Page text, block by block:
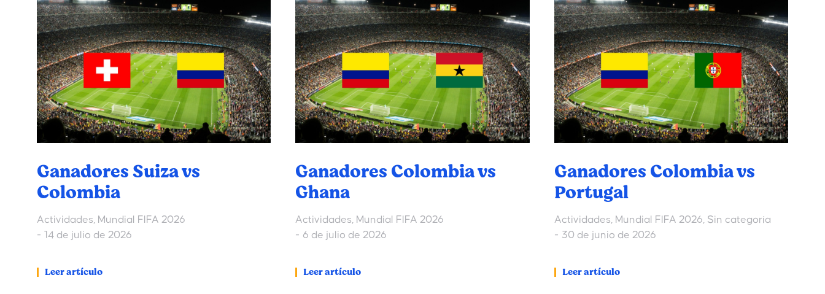
Ganadores Suiza vs
Colombia
Actividades, Mundial FIFA 2026
14 de julio de 2026
Leer artículo
Ganadores Colombia vs
Ghana
Actividades, Mundial FIFA 2026
6 de julio de 2026
Leer artículo
Ganadores Colombia vs
Portugal
Actividades, Mundial FIFA 2026, Sin categoría
30 de junio de 2026
Leer artículo